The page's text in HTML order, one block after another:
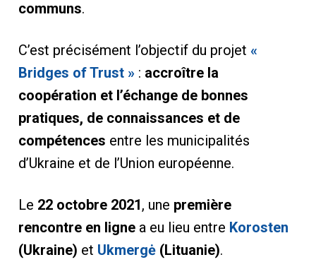
communs.
C’est précisément l’objectif du projet «
Bridges of Trust »: accroître la
coopération et l’échange de bonnes
pratiques, de connaissances et de
compétences entre les municipalités
d’Ukraine et de l’Union européenne.
Le 22 octobre 2021, une première
rencontre en lignea eu lieu entre Korosten
(Ukraine) et Ukmergė(Lituanie).